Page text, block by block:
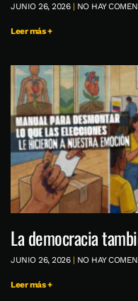
JUNIO 26, 2026 NO HAY
Leer más +
La democracia
JUNIO 26, 2026 NO HAY
Leer más +